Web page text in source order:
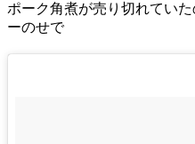
ポーク角煮が売り切れてい
ーのせで